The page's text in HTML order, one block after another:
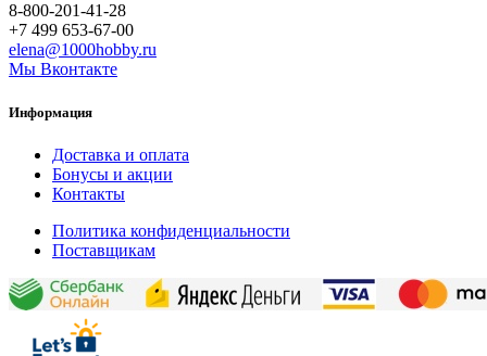
8-800-201-41-28
+7 499 653-67-00
elena@1000hobby.ru
Мы Вконтакте
Информация
Доставка и оплата
Бонусы и акции
Контакты
Политика конфиденциальности
Поставщикам